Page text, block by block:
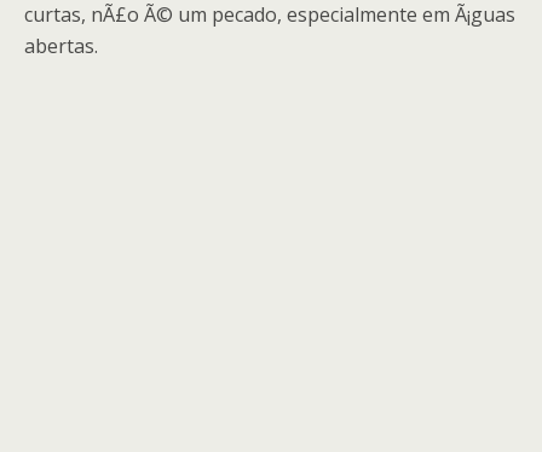
curtas, nÃ£o Ã© um pecado, especialmente em Ã¡guas
abertas.